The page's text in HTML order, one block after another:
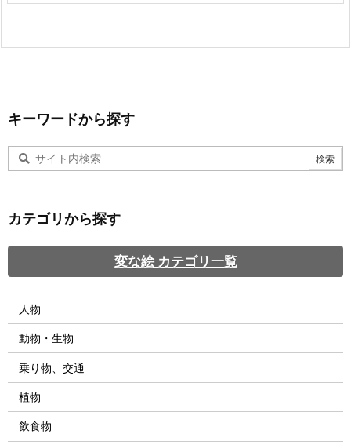
キーワードから探す
カテゴリから探す
変な絵 カテゴリ一覧
人物
動物・生物
乗り物、交通
植物
飲食物